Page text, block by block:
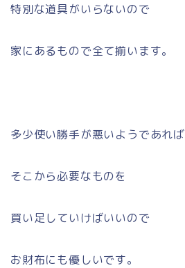
特別な道具がいらないので
家にあるもので全て揃います。
多少使い勝手が悪いようであれば
そこから必要なものを
買い足していけばいいので
お財布にも優しいです。